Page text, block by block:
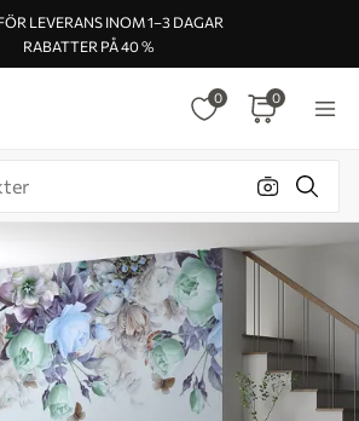
LEVERANS INOM 1–3 DAGAR
RABATTER PÅ 40 %
0 0